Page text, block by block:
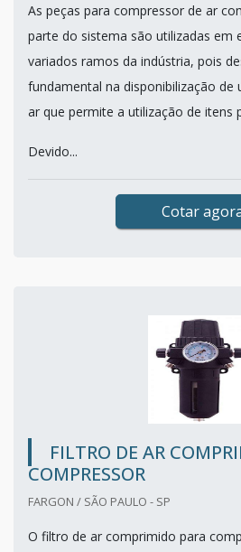
As peças para compressor de ar
parte do sistema são utilizadas em
variados ramos da indústria, pois
fundamental na disponibilização
ar que permite a utilização de itens
Devido...
Cotar
FILTRO DE AR
COMPRESSOR
FARGON / SÃO PAULO - SP
O filtro de ar comprimido para